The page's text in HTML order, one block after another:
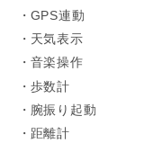
GPS連動
天気表示
音楽操作
歩数計
腕振り起動
距離計